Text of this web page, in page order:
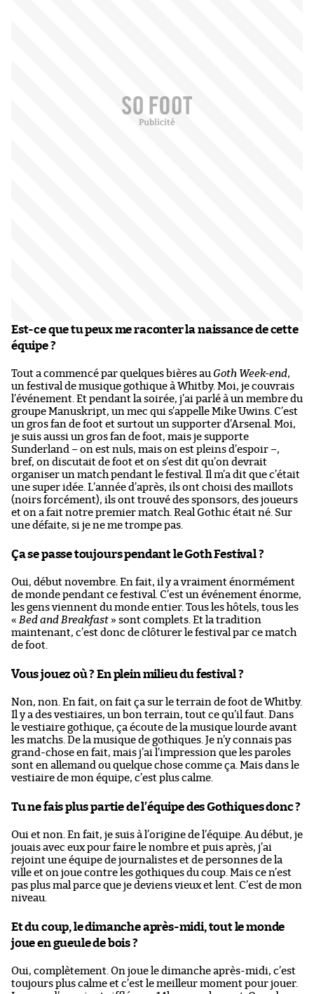
Est-ce que tu peux me raconter la naissance de cette
équipe ?
Tout a commencé par quelques bières au Goth Week-end,
un festival de musique gothique à Whitby. Moi, je couvrais
l’événement. Et pendant la soirée, j’ai parlé à un membre du
groupe Manuskript, un mec qui s’appelle Mike Uwins. C’est
un gros fan de foot et surtout un supporter d’Arsenal. Moi,
je suis aussi un gros fan de foot, mais je supporte
Sunderland – on est nuls, mais on est pleins d’espoir –,
bref, on discutait de foot et on s’est dit qu’on devrait
organiser un match pendant le festival. Il m’a dit que c’était
une super idée. L’année d’après, ils ont choisi des maillots
(noirs forcément), ils ont trouvé des sponsors, des joueurs
et on a fait notre premier match. Real Gothic était né. Sur
une défaite, si je ne me trompe pas.
Ça se passe toujours pendant le Goth Festival ?
Oui, début novembre. En fait, il y a vraiment énormément
de monde pendant ce festival. C’est un événement énorme,
les gens viennent du monde entier. Tous les hôtels, tous les
« Bed and Breakfast » sont complets. Et la tradition
maintenant, c’est donc de clôturer le festival par ce match
de foot.
Vous jouez où ? En plein milieu du festival ?
Non, non. En fait, on fait ça sur le terrain de foot de Whitby.
Il y a des vestiaires, un bon terrain, tout ce qu’il faut. Dans
le vestiaire gothique, ça écoute de la musique lourde avant
les matchs. De la musique de gothiques. Je n’y connais pas
grand-chose en fait, mais j’ai l’impression que les paroles
sont en allemand ou quelque chose comme ça. Mais dans le
vestiaire de mon équipe, c’est plus calme.
Tu ne fais plus partie de l’équipe des Gothiques donc ?
Oui et non. En fait, je suis à l’origine de l’équipe. Au début, je
jouais avec eux pour faire le nombre et puis après, j’ai
rejoint une équipe de journalistes et de personnes de la
ville et on joue contre les gothiques du coup. Mais ce n’est
pas plus mal parce que je deviens vieux et lent. C’est de mon
niveau.
Et du coup, le dimanche après-midi, tout le monde
joue en gueule de bois ?
Oui, complètement. On joue le dimanche après-midi, c’est
toujours plus calme et c’est le meilleur moment pour jouer.